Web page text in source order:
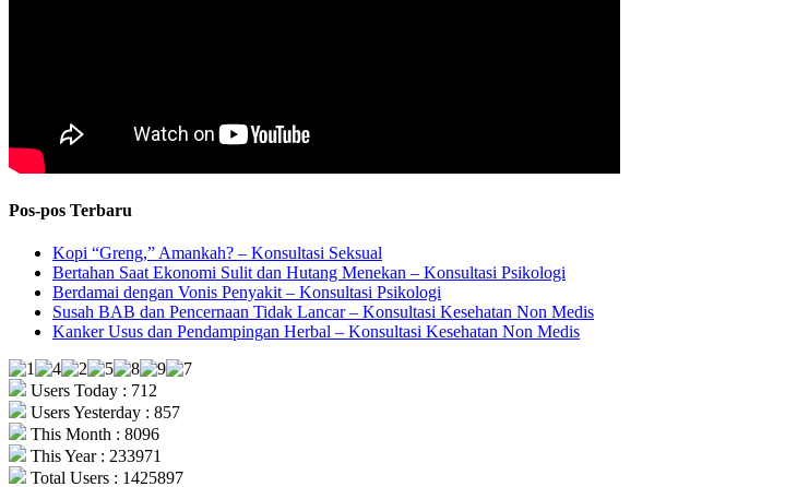
Pos-pos Terbaru
Kopi “Greng,” Amankah? – Konsultasi Seksual
Bertahan Saat Ekonomi Sulit dan Hutang Menekan – Konsultasi Psikologi
Berdamai dengan Vonis Penyakit – Konsultasi Psikologi
Susah BAB dan Pencernaan Tidak Lancar – Konsultasi Kesehatan Non Medis
Kanker Usus dan Pendampingan Herbal – Konsultasi Kesehatan Non Medis
Users Today : 712
Users Yesterday : 857
This Month : 8096
This Year : 233971
Total Users : 1425897